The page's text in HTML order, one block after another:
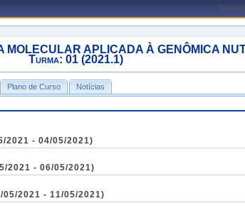
MOLECULAR APLICADA À GENÔMICA
Turma: 01 (2021.1)
Plano de Curso Notícias
2021 - 04/05/2021)
2021 - 06/05/2021)
2021 - 11/05/2021)